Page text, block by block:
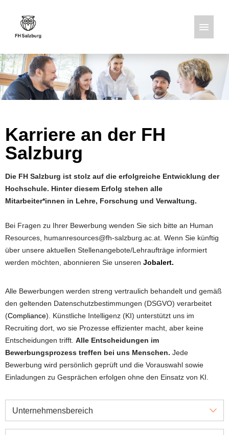
Deutsch Englisch
Stellenangebote
Karriere an der FH
Salzburg
Die FH Salzburg ist stolz auf die erfolgreiche Entwicklung der
Hochschule. Hinter diesem Erfolg stehen alle
Mitarbeiter*innen in Lehre, Forschung und Verwaltung.
Bei Fragen zu Ihrer Bewerbung wenden Sie sich bitte an Human
Resources, humanresources@fh-salzburg.ac.at. Wenn Sie künftig
über unsere aktuellen Stellenangebote/Lehraufträge informiert
werden möchten, abonnieren Sie unseren Jobalert.
Alle Bewerbungen werden streng vertraulich behandelt und gemäß
den geltenden Datenschutzbestimmungen (DSGVO) verarbeitet
(Compliance). Künstliche Intelligenz (KI) unterstützt uns im
Recruiting dort, wo sie Prozesse effizienter macht, aber keine
Entscheidungen trifft. Alle Entscheidungen im
Bewerbungsprozess treffen bei uns Menschen. Jede
Bewerbung wird persönlich geprüft und die Vorauswahl sowie
Einladungen zu Gesprächen erfolgen ohne den Einsatz von KI.
Unternehmensbereich